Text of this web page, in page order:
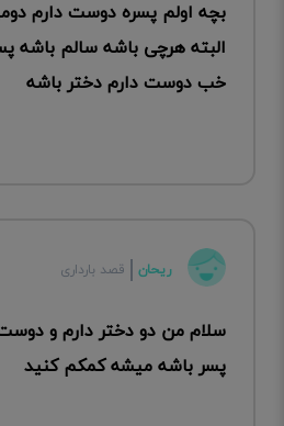
بچه اولم پسره دوست دارم
البته هرچی باشه سالم باشه
خب دوست دارم دختر باشه
ریحان قصد بارداری
سلام من دو دختر دارم و
پسر باشه میشه کمکم کنید